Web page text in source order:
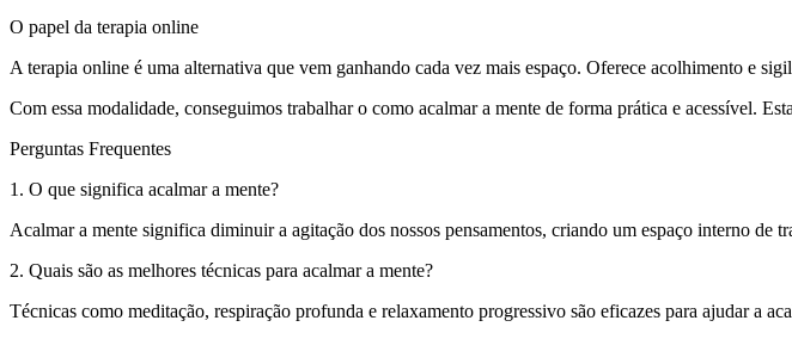
O papel da terapia online
A terapia online é uma alternativa que vem ganhando cada vez mais espaço. Oferece acolhimento e
Com essa modalidade, conseguimos trabalhar o como acalmar a mente de forma prática e acessível.
Perguntas Frequentes
1. O que significa acalmar a mente?
Acalmar a mente significa diminuir a agitação dos nossos pensamentos, criando um espaço interno de
2. Quais são as melhores técnicas para acalmar a mente?
Técnicas como meditação, respiração profunda e relaxamento progressivo são eficazes para ajudar a